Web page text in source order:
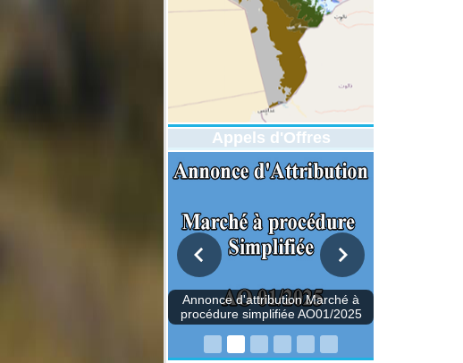
Appels d'Offres
Annonce d'attribution Marché à
procédure simplifiée AO01/2025